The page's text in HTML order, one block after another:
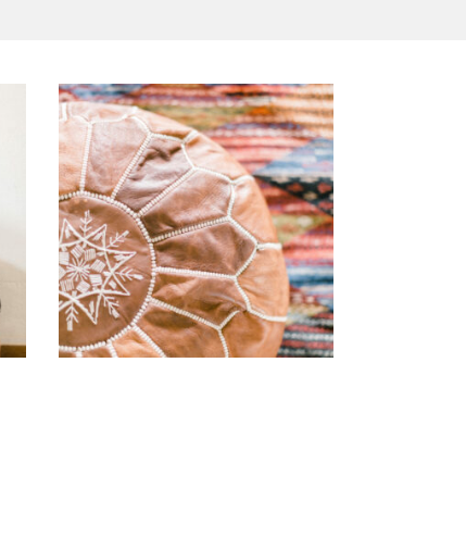
Pouf Camel « Naima »
12,00€